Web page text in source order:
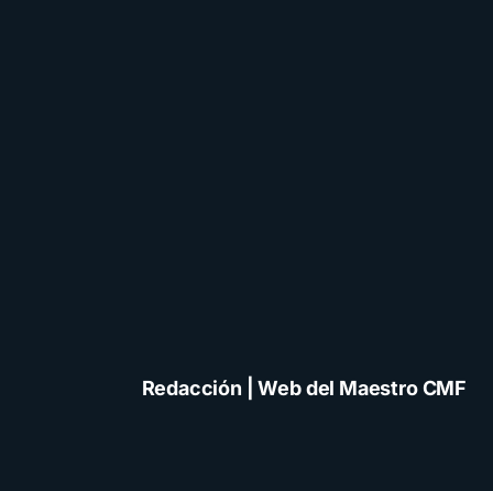
Redacción | Web del Maestro CMF